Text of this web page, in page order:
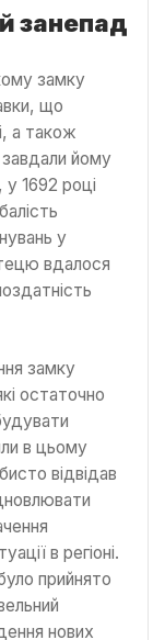
занепад
замку
що
а також
йому
1692 році
у
вдалося
замку
остаточно
в цьому
відвідав
в регіоні.
прийнято
нових